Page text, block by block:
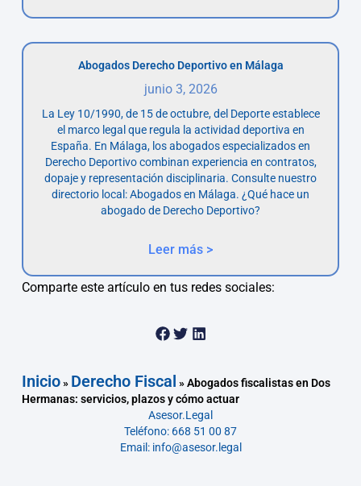
Abogados Derecho Deportivo en Málaga
junio 3, 2026
La Ley 10/1990, de 15 de octubre, del Deporte establece
el marco legal que regula la actividad deportiva en
España. En Málaga, los abogados especializados en
Derecho Deportivo combinan experiencia en contratos,
dopaje y representación disciplinaria. Consulte nuestro
directorio local: Abogados en Málaga. ¿Qué hace un
abogado de Derecho Deportivo?
Leer más >
Comparte este artículo en tus redes sociales:
Inicio» Derecho Fiscal »Abogados fiscalistas en Dos
Hermanas: servicios, plazos y cómo actuar
Asesor.Legal
Teléfono: 668 51 00 87
Email: info@asesor.legal